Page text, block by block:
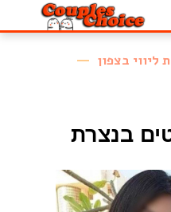
ליווי בצפון
בנצרת